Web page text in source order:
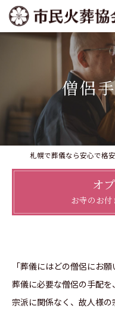
僧侶
オ
お寺のお
「葬儀にはどの僧侶にお
葬儀に必要な僧侶の手配を
宗派に関係なく、故人様